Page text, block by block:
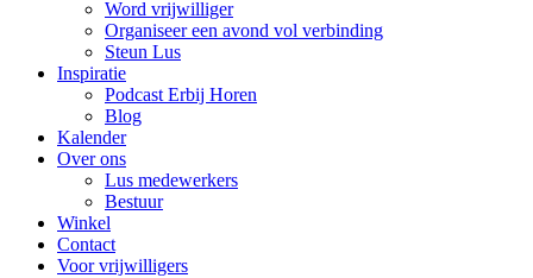
Word vrijwilliger
Organiseer een avond vol verbinding
Steun Lus
Inspiratie
Podcast Erbij Horen
Blog
Kalender
Over ons
Lus medewerkers
Bestuur
Winkel
Contact
Voor vrijwilligers